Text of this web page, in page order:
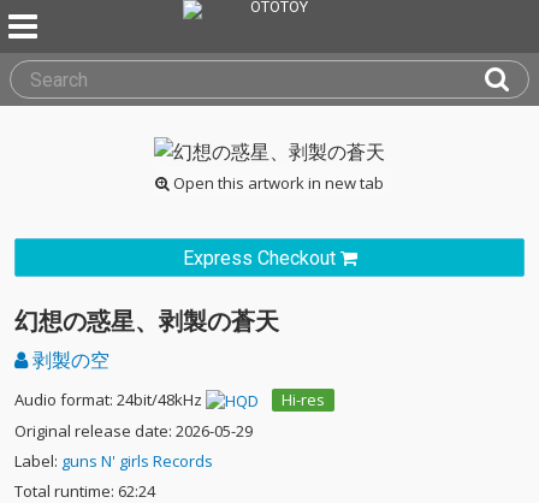
Open this artwork in new tab
Express Checkout
幻想の惑星、剥製の蒼天
剥製の空
Audio format: 24bit/48kHz
Hi-res
Original release date: 2026-05-29
Label: guns N' girls Records
Total runtime: 62:24